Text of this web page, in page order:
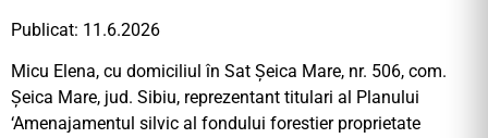
Publicat: 11.6.2026
Micu Elena, cu domiciliul în Sat Șeica Mare, nr. 506, com.
Șeica Mare, jud. Sibiu, reprezentant titulari al Planului
‘Amenajamentul silvic al fondului forestier proprietate